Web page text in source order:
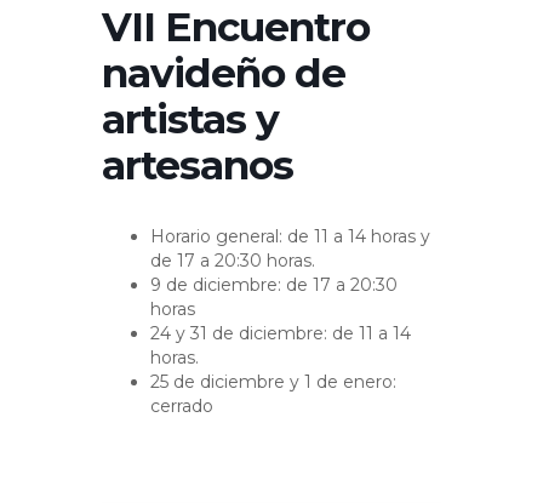
VII Encuentro
navideño de
artistas y
artesanos
Horario general: de 11 a 14 horas y
de 17 a 20:30 horas.
9 de diciembre: de 17 a 20:30
horas
24 y 31 de diciembre: de 11 a 14
horas.
25 de diciembre y 1 de enero:
cerrado